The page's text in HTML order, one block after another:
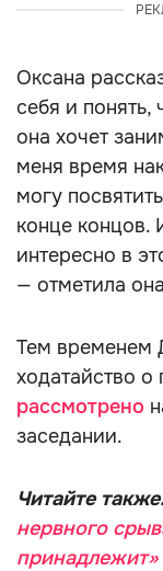
Оксана
себя и
она хочет
меня время
могу
конце концов.
интересно в
— отметила
Тем временем
ходатайство
рассмотрено
заседании.
Читайте
нервного
принадлежит»